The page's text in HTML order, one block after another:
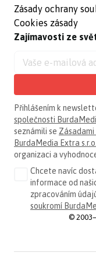
Zásady ochrany
Cookies zásady
Zajímavosti ze
Přihlášením k
společnosti
seznámili se
BurdaMedia Extra s.r.o.
organizaci a
Chcete navíc
informace od
zpracováním
soukromí
©